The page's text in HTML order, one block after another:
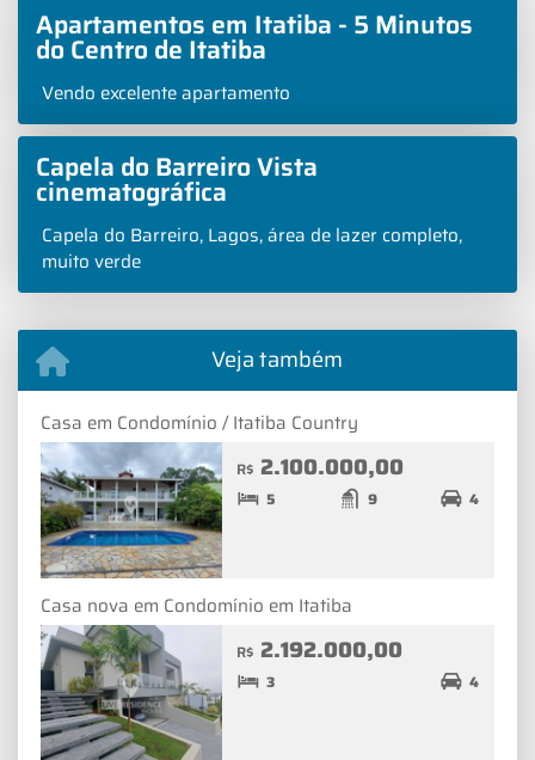
Apartamentos em Itatiba - 5 Minutos
do Centro de Itatiba
Vendo excelente apartamento
Capela do Barreiro Vista
cinematográfica
Capela do Barreiro, Lagos, área de lazer completo,
muito verde
Veja também
Casa em Condomínio / Itatiba Country
R$ 2.100.000,00
5 9 4
Casa nova em Condomínio em Itatiba
R$ 2.192.000,00
3 4